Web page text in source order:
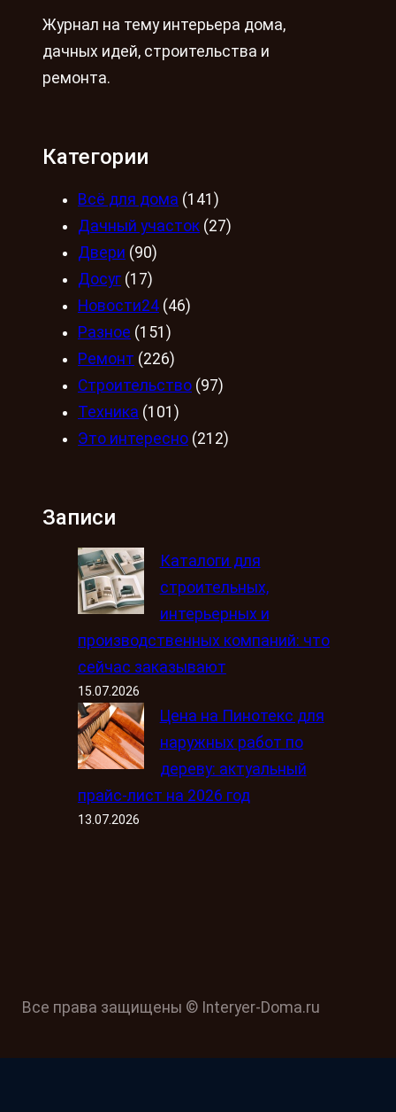
Журнал на тему интерьера дома,
дачных идей, строительства и
ремонта.
Категории
Всё для дома (141)
Дачный участок (27)
Двери (90)
Досуг (17)
Новости24 (46)
Разное (151)
Ремонт (226)
Строительство (97)
Техника (101)
Это интересно (212)
Записи
Каталоги для
строительных,
интерьерных и
производственных компаний: что
сейчас заказывают
15.07.2026
Цена на Пинотекс для
наружных работ по
дереву: актуальный
прайс-лист на 2026 год
13.07.2026
Все права защищены © Interyer-Doma.ru